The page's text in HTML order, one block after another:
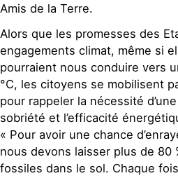
Amis de la Terre.
Alors que les promesses des
engagements climat, même si
pourraient nous conduire vers
°C, les citoyens se mobilisent
pour rappeler la nécessité
sobriété et l’efficacité
« Pour avoir une chance
nous devons laisser plus de 80
fossiles dans le sol. Chaque